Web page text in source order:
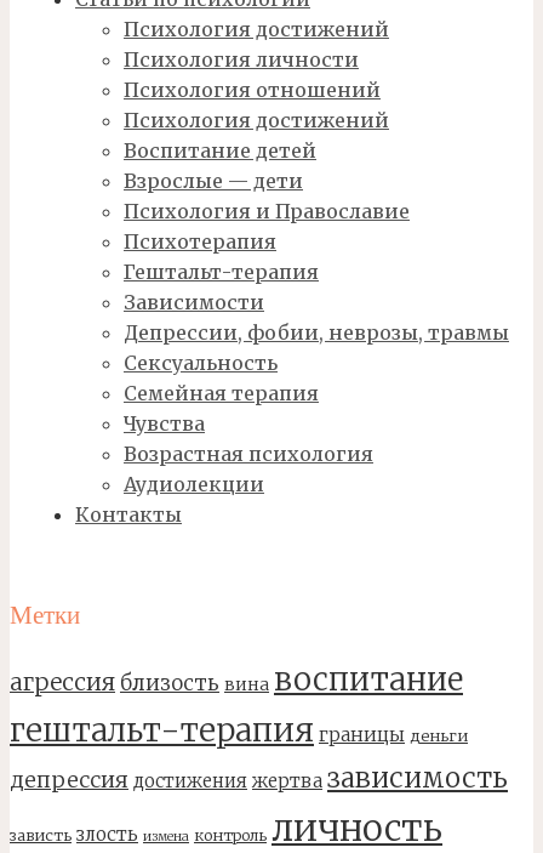
Психология достижений
Психология личности
Психология отношений
Психология достижений
Воспитание детей
Взрослые — дети
Психология и Православие
Психотерапия
Гештальт-терапия
Зависимости
Депрессии, фобии, неврозы, травмы
Сексуальность
Семейная терапия
Чувства
Возрастная психология
Аудиолекции
Контакты
Метки
агрессия близость вина воспитание
гештальт-терапия границы деньги
депрессия достижения жертва зависимость
зависть злость измена контроль личность